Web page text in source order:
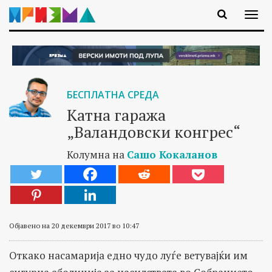
БЕСПЛАТНА СРЕДА
Катна гаража
„Валандовски конгрес“
Колумна на Сашо Кокаланов
Објавено на 20 декември 2017 во 10:47
Откако насамарија едно чудо луѓе ветувајќи им